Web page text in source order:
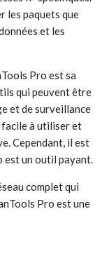
les paquets que
et les
Pro est sa
qui peuvent être
et de surveillance
facile à utiliser et
Cependant, il est
est un outil payant.
complet qui
Pro est une